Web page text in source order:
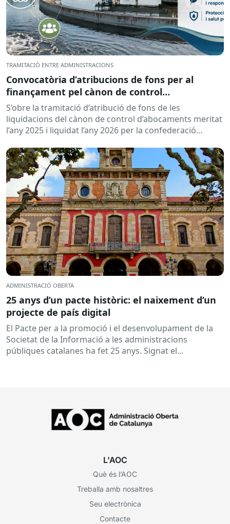
TRAMITACIÓ ENTRE ADMINISTRACIONS
Convocatòria d’atribucions de fons per al
finançament pel cànon de control
d’abocaments meritat l’any 2025 i liquidat l’any
2026
S’obre la tramitació d’atribució de fons de les
liquidacions del cànon de control d’abocaments meritat
l’any 2025 i liquidat l’any 2026 per la confederació
ADMINISTRACIÓ OBERTA
25 anys d’un pacte històric: el naixement d’un
projecte de país digital
El Pacte per a la promoció i el desenvolupament de la
Societat de la Informació a les administracions
públiques catalanes ha fet 25 anys. Signat el...
L'AOC
Què és l’AOC
Treballa amb nosaltres
Seu electrònica
Contacte